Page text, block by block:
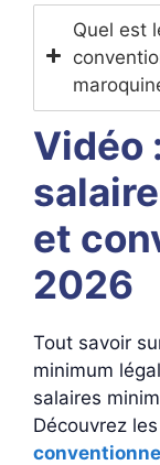
Quel est
Vidéo
et
2026
Tout savoir
minimum
salaires
Découvrez les